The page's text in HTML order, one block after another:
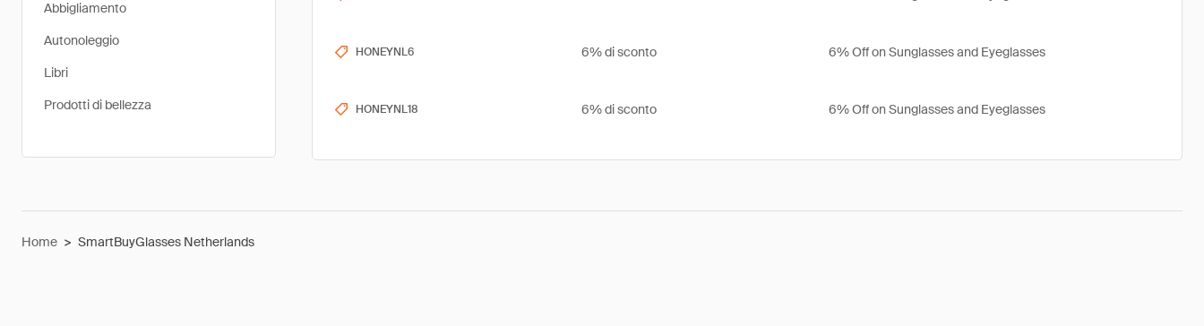
Abbigliamento
Autonoleggio
Libri
Prodotti di bellezza
HONEYNL6 6% di sconto 6% Off on Sunglasses and Eyeglasses
HONEYNL18 6% di sconto 6% Off on Sunglasses and Eyeglasses
Home > SmartBuyGlasses Netherlands